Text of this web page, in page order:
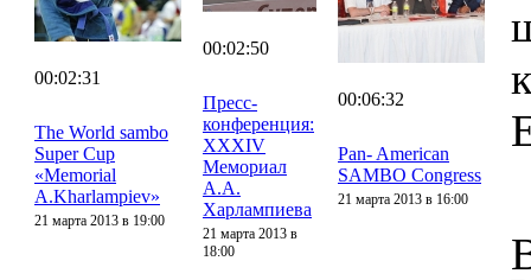
00:02:31
The World sambo
Super Cup
«Memorial
A.Kharlampiev»
21 марта 2013 в 19:00
00:02:50
Пресс-
конференция:
XXXIV
Мемориал
А.А.
Харлампиева
21 марта 2013 в
18:00
00:06:32
Pan- American
SAMBO Congress
21 марта 2013 в 16:00